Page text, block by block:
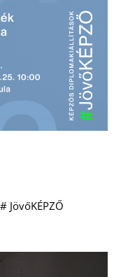
JövőKÉPZŐ